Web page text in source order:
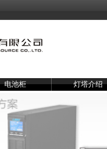
电池柜 灯塔介绍